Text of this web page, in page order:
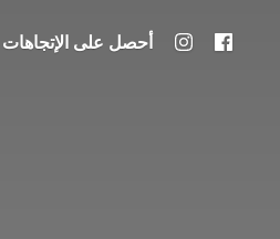
أحصل على الإتجاهات